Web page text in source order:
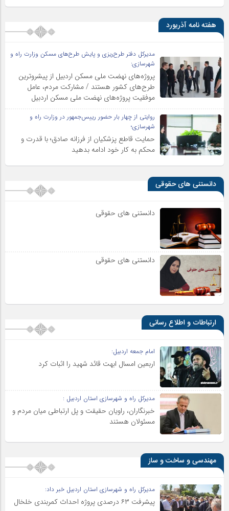
هفته نامه آذریورد
مدیرکل دفتر طرح‌ریزی و پایش طرح‌های مسکن وزارت راه و
شهرسازی:
پروژه‌های نهضت ملی مسکن اردبیل از پیشروترین
طرح‌های کشور هستند / مشارکت مردم، عامل
موفقیت پروژه‌های نهضت ملی مسکن اردبیل
روایتی از چهار بار حضور رییس‌جمهور در وزارت راه و
شهرسازی؛
حمایت قاطع پزشکیان از فرزانه صادق؛ با قدرت و
محکم به کار خود ادامه بدهید
دانستنی های حقوقی
دانستنی های حقوقی
دانستنی های حقوقی
ارتباطات و اطلاع رسانی
امام جمعه اردبیل:
اربعین امسال ابهت قائد شهید را اثبات کرد
مدیرکل راه و شهرسازی استان اردبیل :
خبرنگاران، راویان حقیقت و پل ارتباطی میان مردم و
مسئولان هستند
مهندسی و ساخت و ساز
مدیرکل راه و شهرسازی استان اردبیل خبر داد:
پیشرفت ۶۳ درصدی پروژه احداث کمربندی خلخال